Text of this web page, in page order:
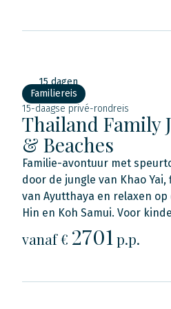
15 dagen
Familiereis
15-daagse privé-rondreis
Thailand Family
& Beaches
Familie-avontuur met
door de jungle van Khao
van Ayutthaya en relaxen
Hin en Koh Samui. Voor
vanaf € 2701p.p.